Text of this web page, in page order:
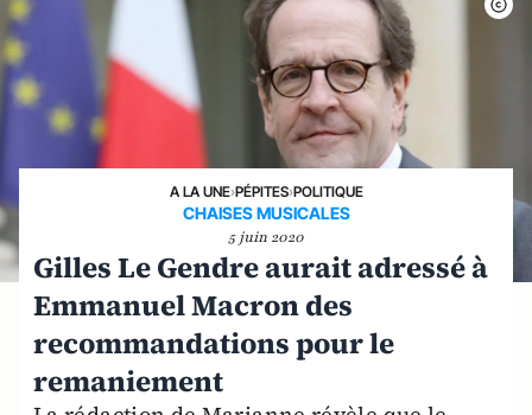
A LA UNE›PÉPITES›POLITIQUE
CHAISES MUSICALES
5 juin 2020
Gilles Le Gendre aurait adressé à
Emmanuel Macron des
recommandations pour le
remaniement